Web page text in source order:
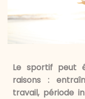
Le sportif peut
raisons :
travail, période